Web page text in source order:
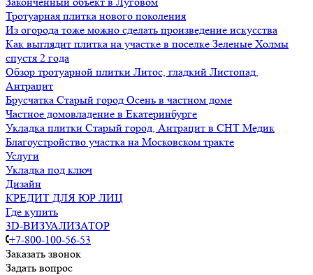
Тротуарная плитка нового поколения
Из огорода тоже можно сделать произведение искусства
Как выглядит плитка на участке в поселке Зеленые Холмы
спустя 2 года
Обзор тротуарной плитки Литос, гладкий Листопад,
Антрацит
Брусчатка Старый город Осень в частном доме
Частное домовладение в Екатеринбурге
Укладка плитки Старый город, Антрацит в СНТ Медик
Благоустройство участка на Московском тракте
Услуги
Укладка под ключ
Дизайн
КРЕДИТ ДЛЯ ЮР ЛИЦ
Где купить
3D-ВИЗУАЛИЗАТОР
+7-800-100-56-53
Заказать звонок
Задать вопрос